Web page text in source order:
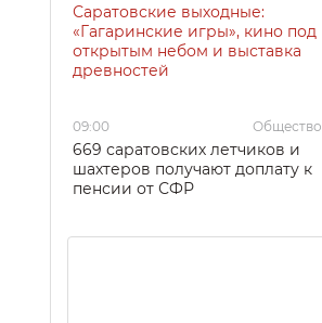
Саратовские выходные:
«Гагаринские игры», кино под
открытым небом и выставка
древностей
09:00 Общество
669 саратовских летчиков и
шахтеров получают доплату к
пенсии от СФР